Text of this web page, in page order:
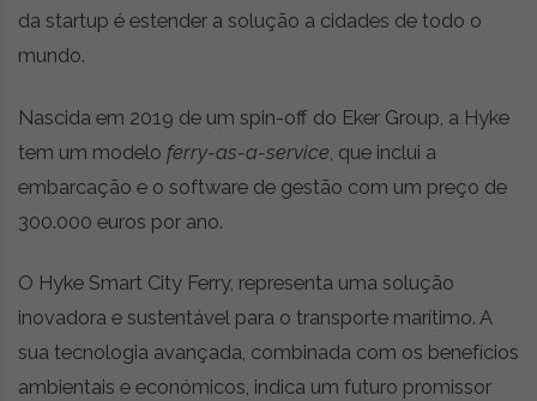
da startup é estender a solução a cidades de todo o
mundo.
Nascida em 2019 de um spin-off do Eker Group, a Hyke
tem um modelo ferry-as-a-service , que inclui a
embarcação e o software de gestão com um preço de
300.000 euros por ano.
O Hyke Smart City Ferry, representa uma solução
inovadora e sustentável para o transporte marítimo. A
sua tecnologia avançada, combinada com os benefícios
ambientais e económicos, indica um futuro promissor